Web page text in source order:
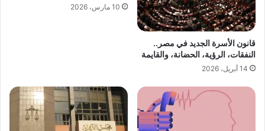
قانون الأسرة الجديد في مصر..
النفقات، الرؤية، الحضانة، والقايمة
14 أبريل، 2026
10 مارس، 2026